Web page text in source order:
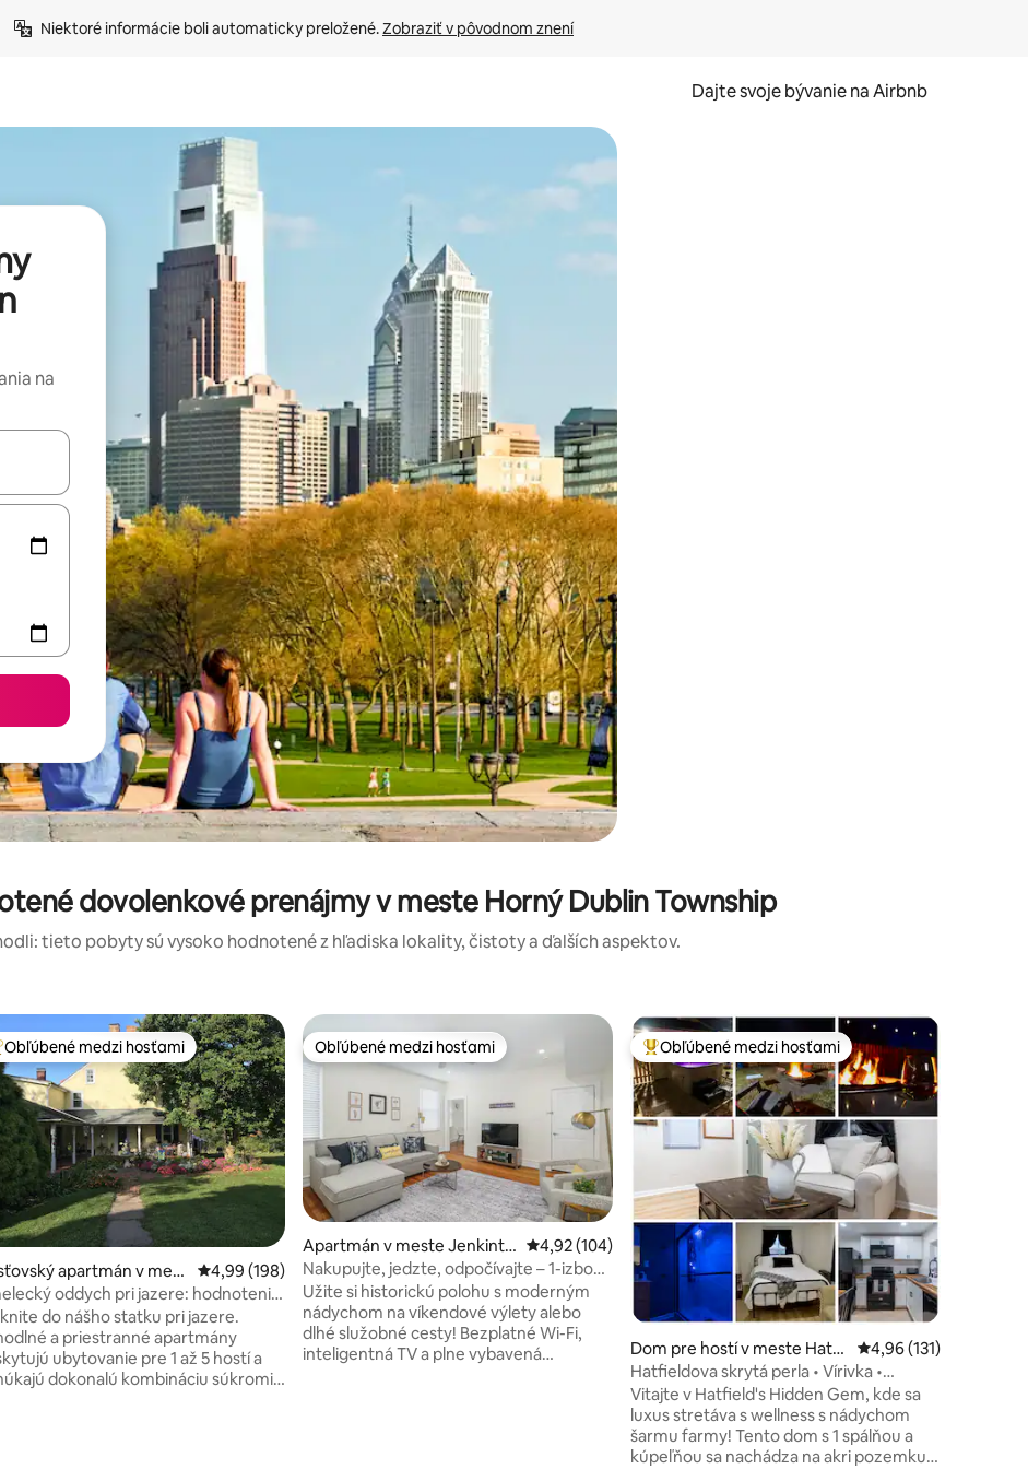
Niektoré informácie boli automaticky preložené. Zobraziť v pôvodnom znení
Dajte svoje bývanie na Airbnb
na
prechádzať pomocou klávesov so šípkami nahor a nadol alebo ich preskúmať pomocou dotykových gest či potiahnutia prstom.
dovolenkové prenájmy v meste Horný Dublin Township
tieto pobyty sú vysoko hodnotené z hľadiska lokality, čistoty a ďalších aspektov.
4,91 z 5, počet hodnotení: 270
medzi hosťami
Obľúbené medzi hosťami
apartmán v mest
Priemerné ohodnotenie 4,99 z 5, počet hodnotení: 198
4,99 (198)
oddych pri jazere: hodnotenia
vane
do nášho statku pri jazere.
a priestranné apartmány
ubytovanie pre 1 až 5 hostí a
dokonalú kombináciu súkromia
Obľúbené medzi hosťami
Obľúbené medzi hosťami
Apartmán v meste Jenkinto
wn
Priemerné ohodnotenie 4,92 z 5, počet hodnotení: 104
4,92 (104)
Nakupujte, jedzte, odpočívajte – 1-izbový
apartmán s bezplatným parkovaním na
mieste
Užite si historickú polohu s moderným
nádychom na víkendové výlety alebo
dlhé služobné cesty! Bezplatné Wi-Fi,
inteligentná TV a plne vybavená
Najobľúbenejšie medzi hosťami
Obľúbené medzi hosťami
Dom pre hostí v meste Hatfi
eld
Priemerné
4,96 (131)
Hatfieldova skrytá perla • Vírivka •
Ohnisko
Vitajte v Hatfield's Hidden Gem, kde sa
luxus stretáva s wellness s nádychom
šarmu farmy! Tento dom s 1 spálňou a
kúpeľňou sa nachádza na akri pozemku